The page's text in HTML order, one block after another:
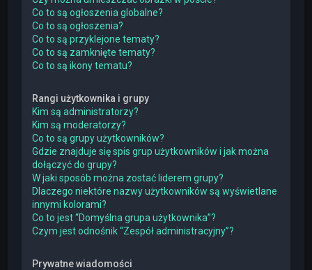
Co to są ogłoszenia globalne?
Co to są ogłoszenia?
Co to są przyklejone tematy?
Co to są zamknięte tematy?
Co to są ikony tematu?
Rangi użytkownika i grupy
Kim są administratorzy?
Kim są moderatorzy?
Co to są grupy użytkowników?
Gdzie znajduje się spis grup użytkowników i jak można
dołączyć do grupy?
W jaki sposób można zostać liderem grupy?
Dlaczego niektóre nazwy użytkowników są wyświetlane
innymi kolorami?
Co to jest “Domyślna grupa użytkownika”?
Czym jest odnośnik “Zespół administracyjny”?
Prywatne wiadomości